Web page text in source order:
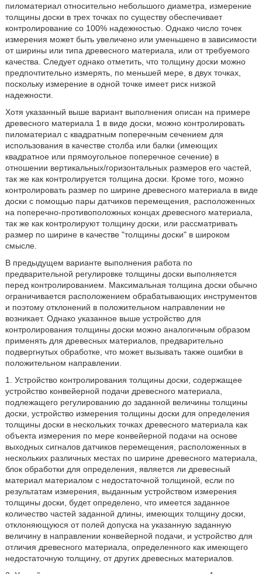
пиломатериал относительно небольшого диаметра, измерение
толщины доски в трех точках по существу обеспечивает
контролирование со 100% надежностью. Однако число точек
измерения может быть увеличено или уменьшено в зависимости
от ширины или типа древесного материала, или от требуемого
качества. Следует однако отметить, что толщину доски можно
предпочтительно измерять, по меньшей мере, в двух точках,
поскольку измерение в одной точке имеет риск низкой
надежности.
Хотя указанный выше вариант выполнения описан на примере
древесного материала 1 в виде доски, можно контролировать
пиломатериал с квадратным поперечным сечением для
использования в качестве столба или балки (имеющих
квадратное или прямоугольное поперечное сечение) в
отношении вертикальных/горизонтальных размеров его частей,
так же как контролируется толщина доски. Кроме того, можно
контролировать размер по ширине древесного материала в виде
доски с помощью пары датчиков перемещения, расположенных
на поперечно-противоположных концах древесного материала,
так же как контролируют толщину доски, или рассматривать
размер по ширине в качестве "толщины доски" в широком
смысле.
В предыдущем варианте выполнения работа по
предварительной регулировке толщины доски выполняется
перед контролированием. Максимальная толщина доски обычно
ограничивается расположением обрабатывающих инструментов
и поэтому отклонений в положительном направлении не
возникает. Однако указанное выше устройство для
контролирования толщины доски можно аналогичным образом
применять для древесных материалов, предварительно
подвергнутых обработке, что может вызывать также ошибки в
положительном направлении.
1. Устройство контролирования толщины доски, содержащее
устройство конвейерной подачи древесного материала,
подлежащего регулированию до заданной величины толщины
доски, устройство измерения толщины доски для определения
толщины доски в нескольких точках древесного материала как
объекта измерения по мере конвейерной подачи на основе
выходных сигналов датчиков перемещения, расположенных в
нескольких различных местах по ширине древесного материала,
блок обработки для определения, является ли древесный
материал материалом с недостаточной толщиной, если по
результатам измерения, выданным устройством измерения
толщины доски, будет определено, что имеется заданное
количество частей заданной длины, имеющих толщину доски,
отклоняющуюся от полей допуска на указанную заданную
величину в направлении конвейерной подачи, и устройство для
отличия древесного материала, определенного как имеющего
недостаточную толщину, от других древесных материалов.